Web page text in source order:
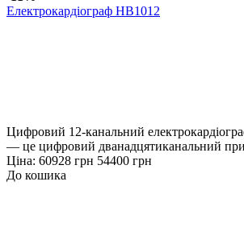
Електрокардіограф HB1012
Цифровий 12-канальний
— це цифровий дванадцятиканальний
Ціна: 60928 грн 54400 грн
До кошика